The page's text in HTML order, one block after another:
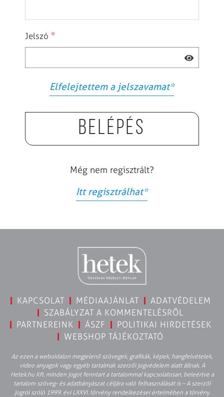
Jelszó *
Elfelejtettem a jelszavamat*
Belépés
Még nem regisztrált?
Itt regisztrálhat*
KAPCSOLAT MÉDIAAJÁNLAT
ADATVÉDELEM
SZABÁLYZAT A KOMMENTELÉSRŐL
PARTNEREINK
ÁSZF
POLITIKAI HIRDETÉSEK
WEBSHOP TÁJÉKOZTATÓ
Az ezen a weboldalon megjelenő szövegek, grafikák, képek, hangfelvételek,
video anyagok vagy egyéb tartalmak szerzői jogvédelem alatt állnak. A
Hetek.hu Kft. minden jogot fenntart a tartalommal kapcsolatosan, beleértve a
tartalom szöveg- és adatbányászat céljára való felhasználását is – A szerzői
jogról szóló 1999. évi LXXVI. törvény rendelkezései értelmében a törvény